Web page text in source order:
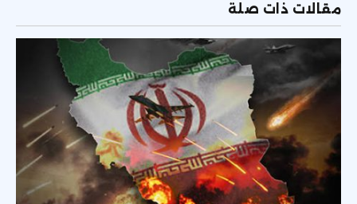
مقالات ذات صلة